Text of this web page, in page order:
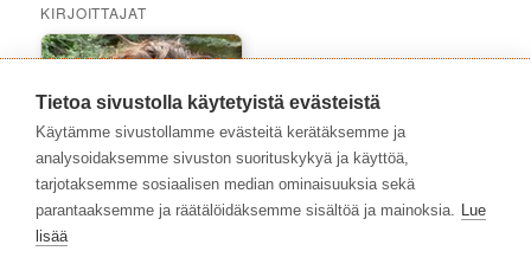
KIRJOITTAJAT
Tietoa sivustolla käytetyistä evästeistä
Käytämme sivustollamme evästeitä kerätäksemme ja
analysoidaksemme sivuston suorituskykyä ja käyttöä,
tarjotaksemme sosiaalisen median ominaisuuksia sekä
parantaaksemme ja räätälöidäksemme sisältöä ja mainoksia. Lue
lisää